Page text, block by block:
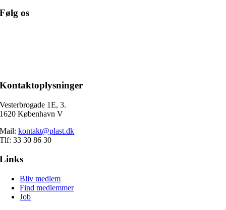
Følg os
Kontaktoplysninger
Vesterbrogade 1E, 3.
1620 København V
Mail:kontakt@plast.dk
Tlf: 33 30 86 30
Links
Bliv medlem
Find medlemmer
Job